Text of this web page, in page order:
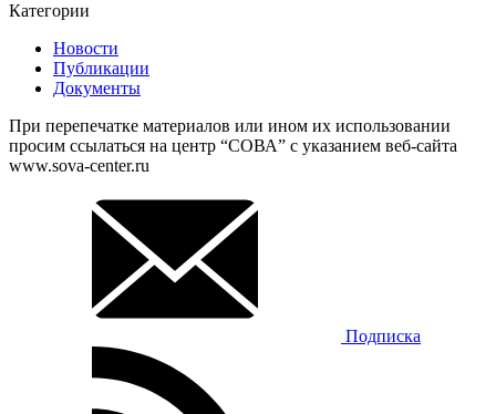
Категории
Новости
Публикации
Документы
При перепечатке материалов или ином их использовании
просим ссылаться на центр “СОВА” с указанием веб-сайта
www.sova-center.ru
Подписка